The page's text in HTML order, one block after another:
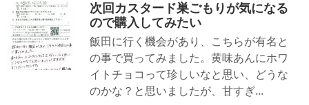
次回カスタード巣ごもりが気になる
ので購入してみたい
飯田に行く機会があり、こちらが有名と
の事で買ってみました。黄味あんにホワ
イトチョコって珍しいなと思い、どうな
のかな？と思いましたが、甘すぎ...